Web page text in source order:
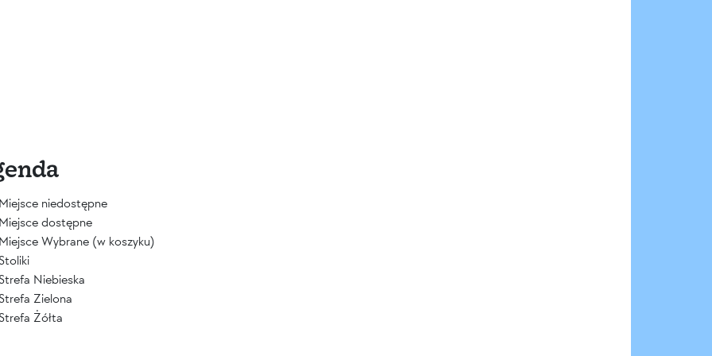
niedostępne
dostępne
Wybrane (w koszyku)
Niebieska
Zielona
Żółta